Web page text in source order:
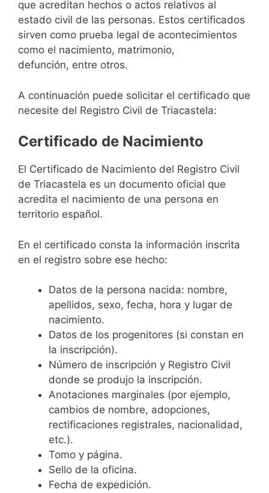
que acreditan hechos o actos relativos al
estado civil de las personas. Estos certificados
sirven como prueba legal de acontecimientos
como el nacimiento, matrimonio,
defunción, entre otros.
A continuación puede solicitar el certificado que
necesite del Registro Civil de Triacastela:
Certificado de Nacimiento
El Certificado de Nacimiento del Registro Civil
de Triacastela es un documento oficial que
acredita el nacimiento de una persona en
territorio español.
En el certificado consta la información inscrita
en el registro sobre ese hecho:
Datos de la persona nacida: nombre,
apellidos, sexo, fecha, hora y lugar de
nacimiento.
Datos de los progenitores (si constan en
la inscripción).
Número de inscripción y Registro Civil
donde se produjo la inscripción.
Anotaciones marginales (por ejemplo,
cambios de nombre, adopciones,
rectificaciones registrales, nacionalidad,
etc.).
Tomo y página.
Sello de la oficina.
Fecha de expedición.